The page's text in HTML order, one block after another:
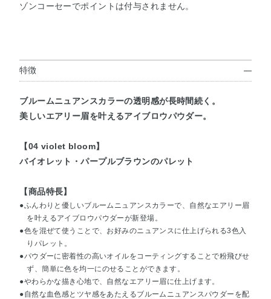
ゾンコーセーでポイントは付与されません。
特徴
ブルームニュアンスカラーの透明感が長時間続く。
美しいエアリー眉を叶えるアイブロウパウダー。
【04 violet bloom】
バイオレット・パープルブラウンのパレット
【商品特長】
●ふんわりと優しいブルームニュアンスカラーで、自然なエアリー眉
を叶えるアイブロウパウダーが新登場。
●色を混ぜて使うことで、お好みのニュアンスに仕上げられる3色入
りパレット。
●パウダーに密着性の高いオイルをコーティングすることで粉飛びせ
ず、簡単に色を均一にのせることができます。
●やわらかな描き心地で、自然なエアリー眉に仕上げます。
●自然な血色感とツヤ感をあたえるブルームニュアンスパウダーを配